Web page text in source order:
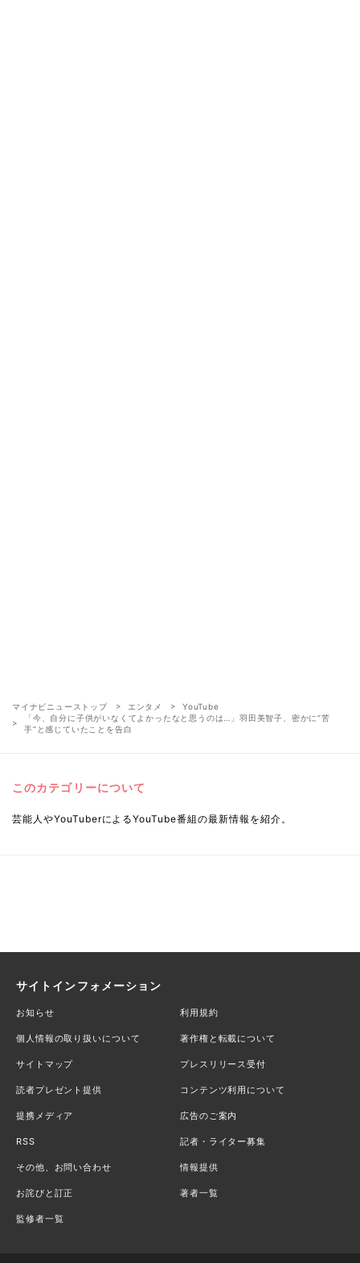
マイナビニューストップ エンタメ
YouTube
「今、自分に子供がいなくてよかったなと思うのは…」羽田美智子、密かに“苦
手”と感じていたことを告白
このカテゴリーについて
芸能人やYouTuberによるYouTube番組の最新情報を紹介。
サイトインフォメーション
お知らせ 利用規約
個人情報の取り扱いについて 著作権と転載について
サイトマップ プレスリリース受付
読者プレゼント提供 コンテンツ利用について
提携メディア 広告のご案内
RSS 記者・ライター募集
その他、お問い合わせ 情報提供
お詫びと訂正 著者一覧
監修者一覧